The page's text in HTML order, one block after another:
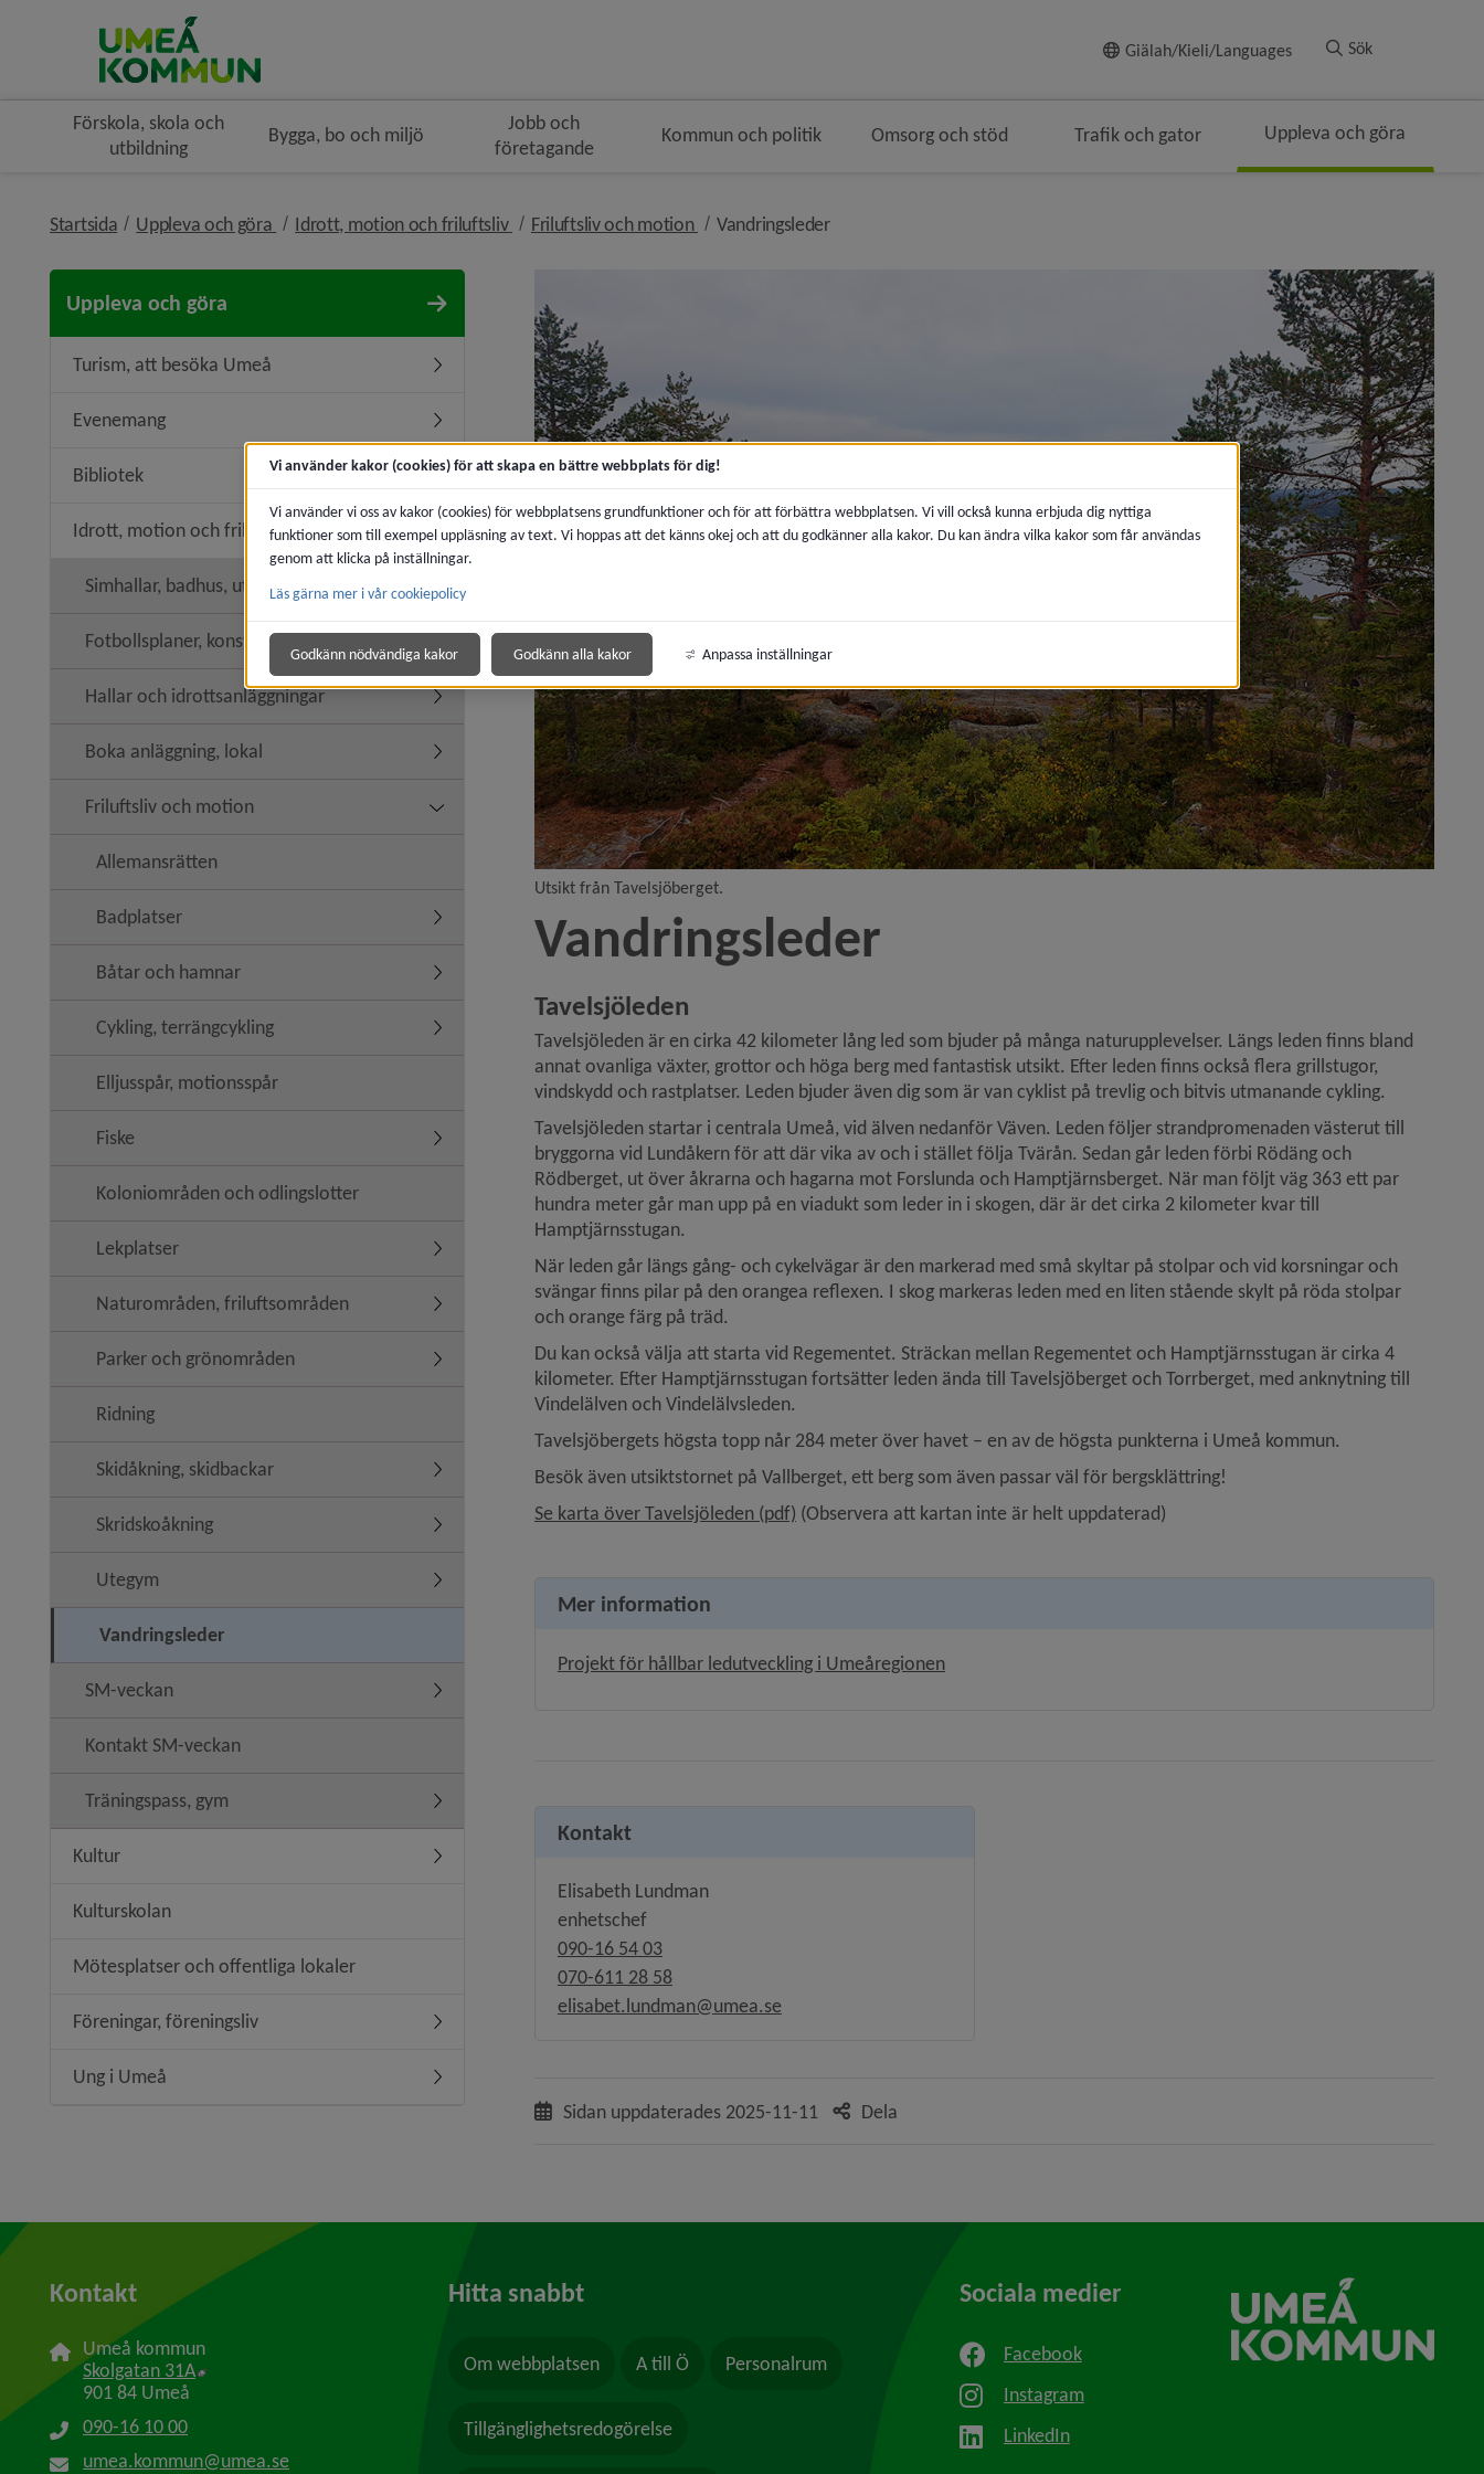
Giälah/Kieli/Languages Sök
Förskola, skola och
utbildning
Bygga, bo och miljö
Jobb och
företagande
Kommun och politik Omsorg och stöd Trafik och gator Uppleva och göra
Startsida Uppleva och göra nivå i brödsmulenavigeringen
Idrott, motion och friluftsliv nivå i brödsmulenavigeringen
Friluftsliv och motion nivå i brödsmulenavigeringen
Vandringsledernivå i brödsmulenavigeringen
Uppleva och göra
Turism, att besöka Umeå Undermeny för Turism, att besöka Umeå
Evenemang Undermeny för Evenemang
Bibliotek
Idrott, motion och friluftsliv Undermeny för Idrott, motion och friluftsliv
Simhallar, badhus, utebassänger Undermeny för Simhallar, badhus, utebassänger
Fotbollsplaner, konstgräs
Hallar och idrottsanläggningar Undermeny för Hallar och idrottsanläggningar
Boka anläggning, lokal Undermeny för Boka anläggning, lokal
Friluftsliv och motion Undermeny för Friluftsliv och motion
Allemansrätten
Badplatser Undermeny för Badplatser
Båtar och hamnar Undermeny för Båtar och hamnar
Cykling, terrängcykling Undermeny för Cykling, terrängcykling
Elljusspår, motionsspår
Fiske Undermeny för Fiske
Koloniområden och odlingslotter
Lekplatser Undermeny för Lekplatser
Naturområden, friluftsområden Undermeny för Naturområden, friluftsområden
Parker och grönområden Undermeny för Parker och grönområden
Ridning
Skidåkning, skidbackar Undermeny för Skidåkning, skidbackar
Skridskoåkning Undermeny för Skridskoåkning
Utegym Undermeny för Utegym
Vandringsleder
SM-veckan Undermeny för SM-veckan
Kontakt SM-veckan
Träningspass, gym Undermeny för Träningspass, gym
Kultur Undermeny för Kultur
Kulturskolan
Mötesplatser och offentliga lokaler
Föreningar, föreningsliv Undermeny för Föreningar, föreningsliv
Ung i Umeå Undermeny för Ung i Umeå
Utsikt från Tavelsjöberget.
Vandringsleder
Tavelsjöleden
Tavelsjöleden är en cirka 42 kilometer lång led som bjuder på många naturupplevelser. Längs leden finns bland
annat ovanliga växter, grottor och höga berg med fantastisk utsikt. Efter leden finns också flera grillstugor,
vindskydd och rastplatser. Leden bjuder även dig som är van cyklist på trevlig och bitvis utmanande cykling.
Tavelsjöleden startar i centrala Umeå, vid älven nedanför Väven. Leden följer strand­promenaden västerut till
bryggorna vid Lundåkern för att där vika av och i stället följa Tvärån. Sedan går leden förbi Rödäng och
Rödberget, ut över åkrarna och hagarna mot Forslunda och Hamp­tjärnsberget. När man följt väg 363 ett par
hundra meter går man upp på en viadukt som leder in i skogen, där är det cirka 2 kilometer kvar till
Hamptjärnsstugan.
När leden går längs gång- och cykelvägar är den markerad med små skyltar på stolpar och vid korsningar och
svängar finns pilar på den orangea reflexen. I skog markeras leden med en liten stående skylt på röda stolpar
och orange färg på träd.
Du kan också välja att starta vid Regementet. Sträckan mellan Regementet och Hamptjärns­stugan är cirka 4
kilometer. Efter Hamptjärnsstugan fortsätter leden ända till Tavelsjöberget och Torrberget, med anknytning till
Vindelälven och Vindelälvsleden.
Tavelsjöbergets högsta topp når 284 meter över havet – en av de högsta punkterna i Umeå kommun.
Besök även utsiktstornet på Vallberget, ett berg som även passar väl för bergsklättring!
Se karta över Tavelsjöleden (pdf), 1.7 MB.
(Observera att kartan inte är helt uppdaterad)
Mer information
Projekt för hållbar ledutveckling i Umeåregionen
Kontakt
Elisabeth Lundman
enhetschef
090-16 54 03
070-611 28 58
elisabet.lundman@umea.se
Sidan uppdaterades 2025-11-11 Dela
Kontakt
Umeå kommun
Skolgatan 31A Länk till annan webbplats, öppnas i nytt fönster.
901 84 Umeå
090-16 10 00
umea.kommun@umea.se
Hitta snabbt
Om webbplatsen A till Ö Personalrum
Tillgänglighetsredogörelse
Sociala medier
Facebook
Instagram
LinkedIn
Vi använder kakor (cookies) för att skapa en bättre webbplats för dig!
Vi använder vi oss av kakor (cookies) för webbplatsens grundfunktioner och för att förbättra webbplatsen. Vi vill också kunna erbjuda dig nyttiga
funktioner som till exempel uppläsning av text. Vi hoppas att det känns okej och att du godkänner alla kakor. Du kan ändra vilka kakor som får användas
genom att klicka på inställningar.
Läs gärna mer i vår cookiepolicy
Godkänn nödvändiga kakor Godkänn alla kakor Anpassa inställningar